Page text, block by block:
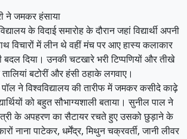
ने जमकर हंसाया
के विदाई समारोह के दौरान जहां विद्यार्थी अपनी
विचारों में लीन थे वहीं मंच पर आए हास्य कलाकार
दिया। उनकी चटखारे भरी टिप्पणियों और तीखे
बटोरीं और हंसी ठहाके लगवाए।
ने विश्वविद्यालय की तारीफ में जमकर कसीदे काढ़े
को बहुत सौभाग्यशाली बताया। सुनील पाल ने
के अपहरण का सैटायर रचते हुए उसको छुड़ाने के
नाना पाटेकर, धर्मेंद्र, मिथुन चक्रवर्ती, जानी लीवर